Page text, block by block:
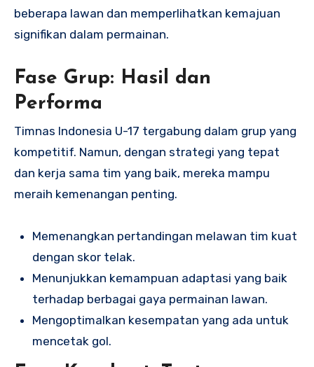
beberapa lawan dan memperlihatkan kemajuan
signifikan dalam permainan.
Fase Grup: Hasil dan
Performa
Timnas Indonesia U-17 tergabung dalam grup yang
kompetitif. Namun, dengan strategi yang tepat
dan kerja sama tim yang baik, mereka mampu
meraih kemenangan penting.
Memenangkan pertandingan melawan tim kuat
dengan skor telak.
Menunjukkan kemampuan adaptasi yang baik
terhadap berbagai gaya permainan lawan.
Mengoptimalkan kesempatan yang ada untuk
mencetak gol.